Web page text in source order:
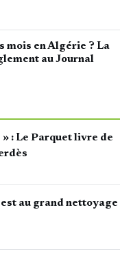
mois en Algérie ? La
au Journal
: Le Parquet livre de
au grand nettoyage